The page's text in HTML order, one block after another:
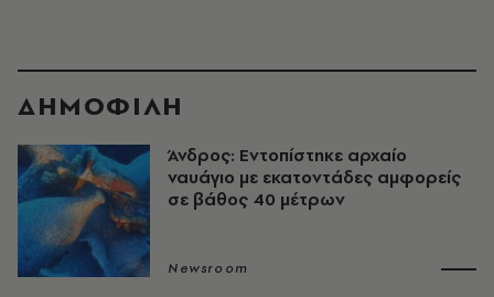
ΔΗΜΟΦΙΛΗ
Άνδρος: Εντοπίστηκε αρχαίο
ναυάγιο με εκατοντάδες αμφορείς
σε βάθος 40 μέτρων
Newsroom